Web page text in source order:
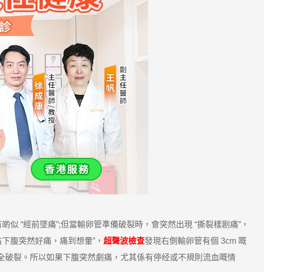
“經前墜痛”;但當輸卵管準備破裂時，會突然出現 “撕裂樣剧痛”，
腹突然好痛，痛到想暈”， 超聲波檢查發現右側輸卵管有個 3cm 嘅
裂。所以如果下腹突然劇痛，尤其係有停经或不規則流血嘅情